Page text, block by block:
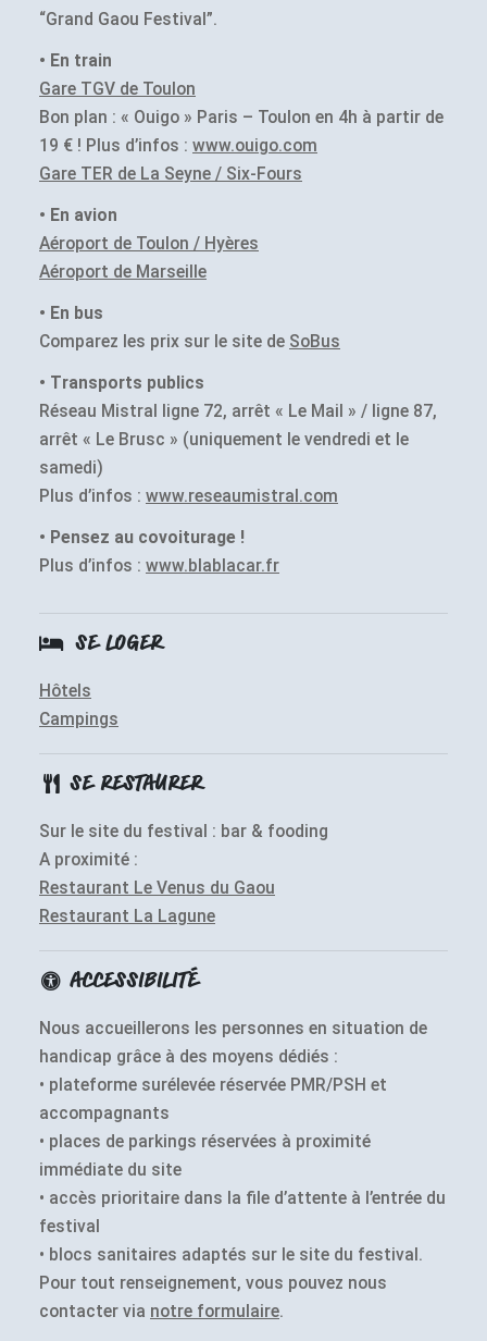
“Grand Gaou Festival”.
• En train
Gare TGV de Toulon
Bon plan : « Ouigo » Paris – Toulon en 4h à partir de
19 € ! Plus d’infos : www.ouigo.com
Gare TER de La Seyne / Six-Fours
• En avion
Aéroport de Toulon / Hyères
Aéroport de Marseille
• En bus
Comparez les prix sur le site de SoBus
• Transports publics
Réseau Mistral ligne 72, arrêt « Le Mail » / ligne 87,
arrêt « Le Brusc » (uniquement le vendredi et le
samedi)
Plus d’infos : www.reseaumistral.com
• Pensez au covoiturage !
Plus d’infos : www.blablacar.fr
SE LOGER
Hôtels
Campings
SE RESTAURER
Sur le site du festival : bar & fooding
A proximité :
Restaurant Le Venus du Gaou
Restaurant La Lagune
ACCESSIBILITÉ
Nous accueillerons les personnes en situation de
handicap grâce à des moyens dédiés :
• plateforme surélevée réservée PMR/PSH et
accompagnants
• places de parkings réservées à proximité
immédiate du site
• accès prioritaire dans la file d’attente à l’entrée du
festival
• blocs sanitaires adaptés sur le site du festival.
Pour tout renseignement, vous pouvez nous
contacter via notre formulaire.